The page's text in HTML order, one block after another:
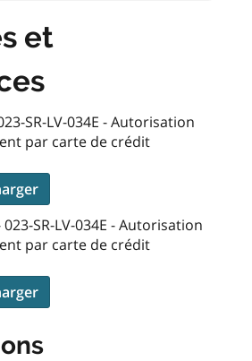
et
SR-LV-034E - Autorisation
par carte de crédit
023-SR-LV-034E - Autorisation
par carte de crédit